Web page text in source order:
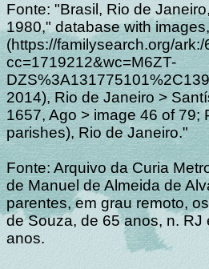
Fonte: "Brasil, Rio de
1980," database with
(https://familysearch.org/
cc=1719212&wc=M6ZT-
2014), Rio de Janeiro >
1657, Ago > image 46 of 79;
parishes), Rio de Janeiro."
Fonte: Arquivo da Curia
de Manuel de Almeida de
parentes, em grau remoto,
de Souza, de 65 anos, n.
anos.